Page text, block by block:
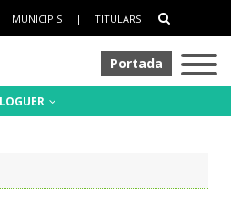
MUNICIPIS | TITULARS
Portada